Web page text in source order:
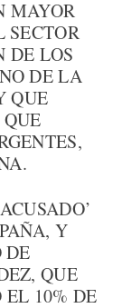
MAYOR
SECTOR
DE LOS
DE LA
QUE
Y
DE
QUE
10% DE